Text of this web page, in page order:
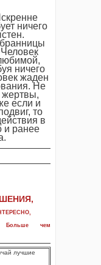
ничего
ничего
жаден
Не
жертвы,
если и
то
в
и ранее
,
Больше чем
лучшие